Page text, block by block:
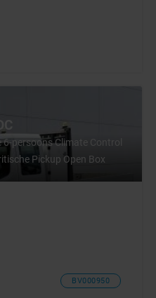
persoons Climate Control
Pickup Open Box
BV000950